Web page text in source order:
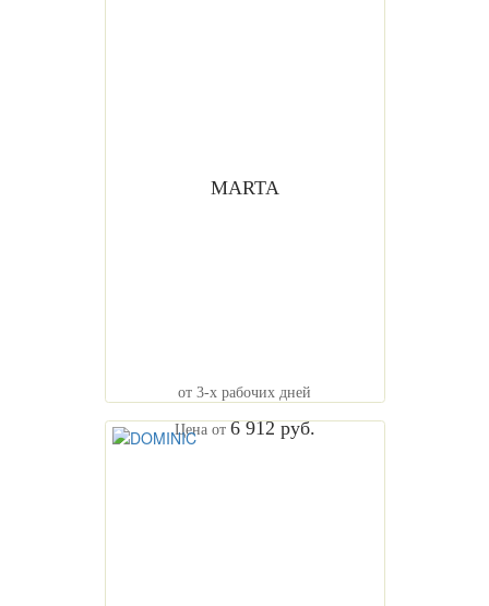
MARTA
от 3-х рабочих дней
Цена от 6 912 руб.